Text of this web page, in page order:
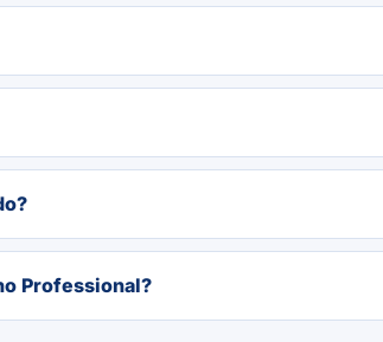
Professional?